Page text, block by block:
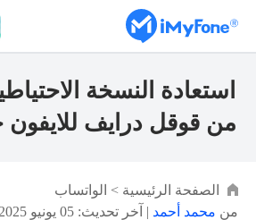
استعادة النسخة
من قوقل درايف
الصفحة الرئيسية > الواتساب
من محمد أحمد | آخر تحديث: 05 يونيو 2025